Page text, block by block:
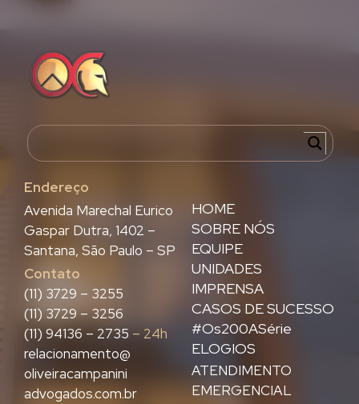
Endereço
HOME
SOBRE NÓS
EQUIPE
UNIDADES
IMPRENSA
CASOS DE SUCESSO
#Os200ASérie
ELOGIOS
ATENDIMENTO
EMERGENCIAL
Avenida Marechal Eurico
Gaspar Dutra, 1402 –
Santana, São Paulo – SP
Contato
(11) 3729 – 3255
(11) 3729 – 3256
(11) 94136 – 2735 – 24h
relacionamento@
oliveiracampanini
advogados.com.br